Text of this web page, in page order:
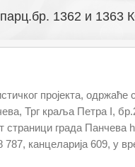
1362 и 1363
пројекта,
Трг краља Петра I,
страници града
канцеларија 609, у